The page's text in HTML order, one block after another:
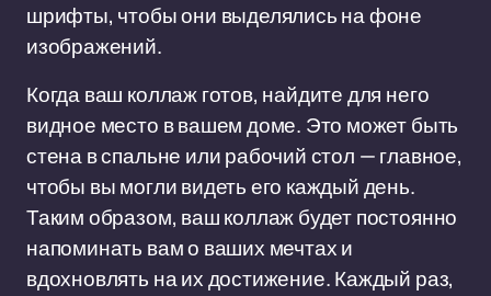
шрифты, чтобы они выделялись на фоне
изображений.
Когда ваш коллаж готов, найдите для него
видное место в вашем доме. Это может быть
стена в спальне или рабочий стол — главное,
чтобы вы могли видеть его каждый день.
Таким образом, ваш коллаж будет постоянно
напоминать вам о ваших мечтах и
вдохновлять на их достижение. Каждый раз,